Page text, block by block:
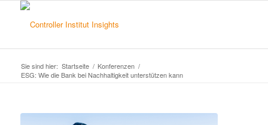
Sie sind hier: Startseite / Konferenzen /
ESG: Wie die Bank bei Nachhaltigkeit unterstützen kann